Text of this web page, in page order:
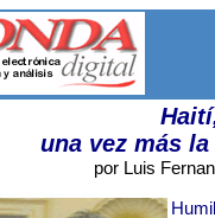
una vez más
por Luis